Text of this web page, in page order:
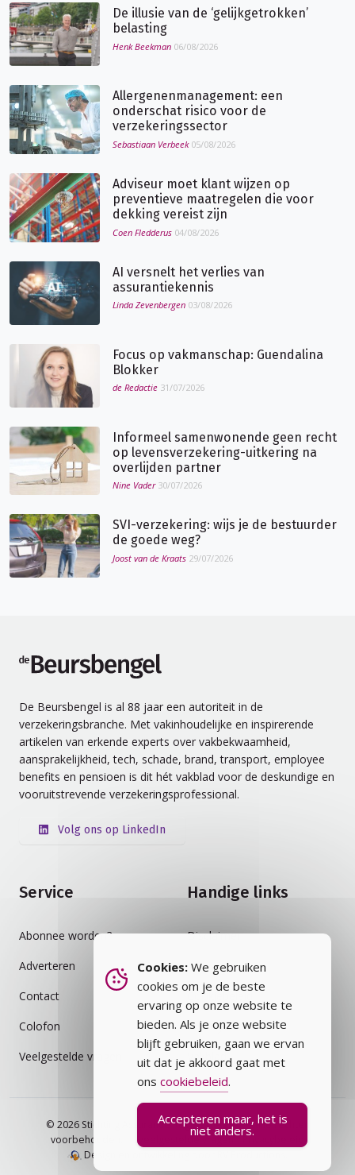
De illusie van de ‘gelijkgetrokken’
belasting
Henk Beekman 06/08/2026
Allergenenmanagement: een
onderschat risico voor de
verzekeringssector
Sebastiaan Verbeek 05/08/2026
Adviseur moet klant wijzen op
preventieve maatregelen die voor
dekking vereist zijn
Coen Fledderus 04/08/2026
AI versnelt het verlies van
assurantiekennis
Linda Zevenbergen 03/08/2026
Focus op vakmanschap: Guendalina
Blokker
de Redactie 31/07/2026
Informeel samenwonende geen recht
op levensverzekering-uitkering na
overlijden partner
Nine Vader 30/07/2026
SVI-verzekering: wijs je de bestuurder
de goede weg?
Joost van de Kraats 29/07/2026
De Beursbengel is al 88 jaar een autoriteit in de
verzekeringsbranche. Met vakinhoudelijke en inspirerende
artikelen van erkende experts over vakbekwaamheid,
aansprakelijkheid, tech, schade, brand, transport, employee
benefits en pensioen is dit hét vakblad voor de deskundige en
vooruitstrevende verzekeringsprofessional.
Volg ons op LinkedIn
Service
Abonnee worden?
Adverteren
Contact
Colofon
Veelgestelde vragen
Handige links
Disclaimer
Auteursrecht
Cookiebeleid
Privacybeleid
Vakblad
© 2026 Stichting Assurantie Registratie (SAR) - alle rechten
voorbehouden.
Veelgestelde vragen
Privacybeleid
Design en ontwikkeling door RV Productions.
Cookies: We gebruiken
cookies om je de beste
ervaring op onze website te
bieden. Als je onze website
blijft gebruiken, gaan we ervan
uit dat je akkoord gaat met
ons cookiebeleid.
Accepteren maar, het is
niet anders.